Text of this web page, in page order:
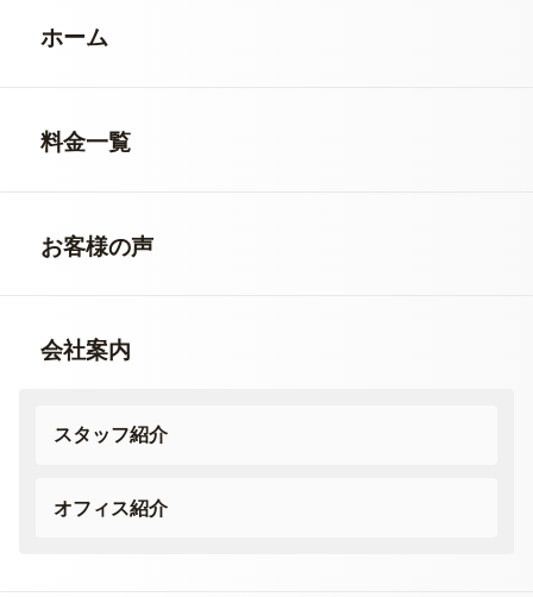
ホーム
料金一覧
お客様の声
会社案内
スタッフ紹介
オフィス紹介